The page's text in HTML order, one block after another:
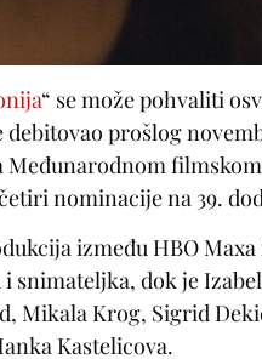
“ se može pohvaliti
prošlog
Međunarodnom
nominacije na 39.
između HBO
snimateljka, dok je
Mikala Krog, Sigrid
Kastelicova.